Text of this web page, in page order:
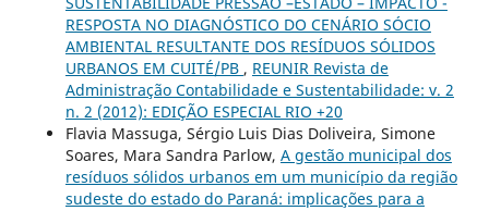
RESPOSTA NO DIAGNÓSTICO DO CENÁRIO SÓCIO
AMBIENTAL RESULTANTE DOS RESÍDUOS SÓLIDOS
URBANOS EM CUITÉ/PB , REUNIR Revista de
Administração Contabilidade e Sustentabilidade: v. 2
n. 2 (2012): EDIÇÃO ESPECIAL RIO +20
Flavia Massuga, Sérgio Luis Dias Doliveira, Simone
Soares, Mara Sandra Parlow, A gestão municipal dos
resíduos sólidos urbanos em um município da região
sudeste do estado do Paraná: implicações para a